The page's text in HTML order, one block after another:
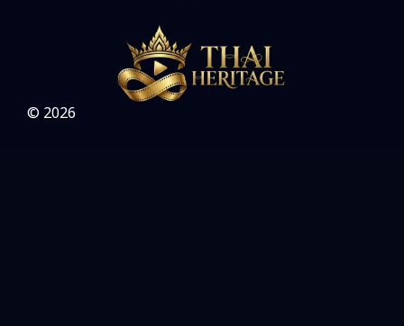
Slice of Life ชีวิตประจำวัน
Social Issues สังคม
Spy
© 2026